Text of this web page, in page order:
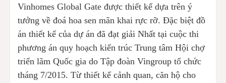
Vinhomes Global Gate được thiết kế dựa trên ý
tưởng về đoá hoa sen mãn khai rực rỡ. Đặc biệt đồ
án thiết kế của dự án đã đạt giải Nhất tại cuộc thi
phương án quy hoạch kiến trúc Trung tâm Hội chợ
triển lãm Quốc gia do Tập đoàn Vingroup tổ chức
tháng 7/2015. Từ thiết kế cảnh quan, căn hộ cho